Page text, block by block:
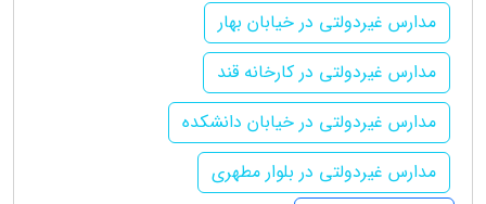
مدارس غیردولتی در خیابان بهار
مدارس غیردولتی در کارخانه قند
مدارس غیردولتی در خیابان دانشکده
مدارس غیردولتی در بلوار مطهری